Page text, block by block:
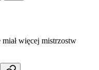
więcej mistrzostw